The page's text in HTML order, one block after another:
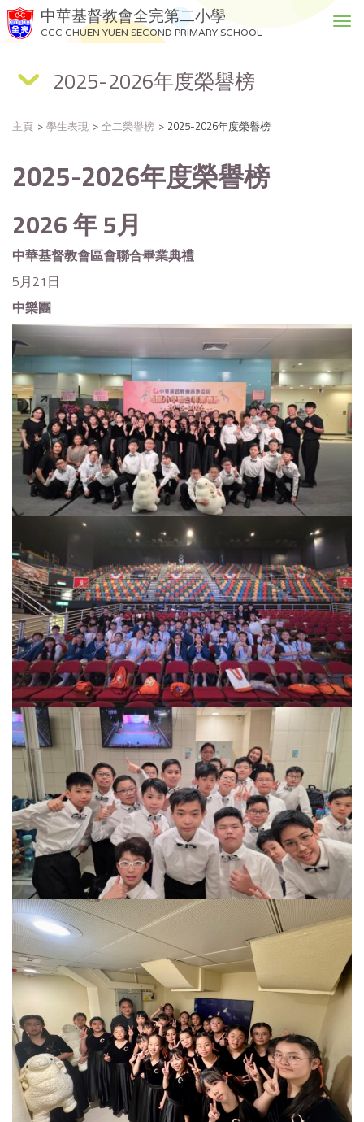
中華基督教會全完第二小學
CCC CHUEN YUEN SECOND PRIMARY SCHOOL
T
2025-2026年度榮譽榜
主頁 學生表現 全二榮譽榜 2025-2026年度榮譽榜
2025-2026年度榮譽榜
2026年 5月
中華基督教會區會聯合畢業典禮
5月21日
中樂團